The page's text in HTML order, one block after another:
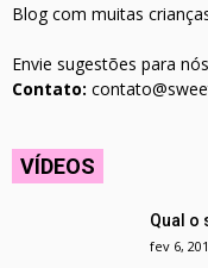
Blog com muitas
Envie sugestões para
Contato:
VÍDEOS
Qual o
fev 6,